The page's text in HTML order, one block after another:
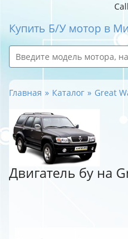
Купить Б/У мотор в
Главная Каталог Great
Двигатель бу на